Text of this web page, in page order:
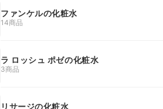
ファンケルの化粧水
14商品
ラ ロッシュ ポゼの化粧水
3商品
リサージの化粧水